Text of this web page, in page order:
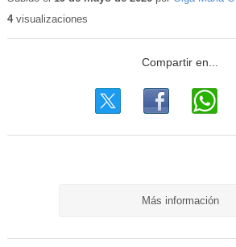
4visualizaciones
Más información